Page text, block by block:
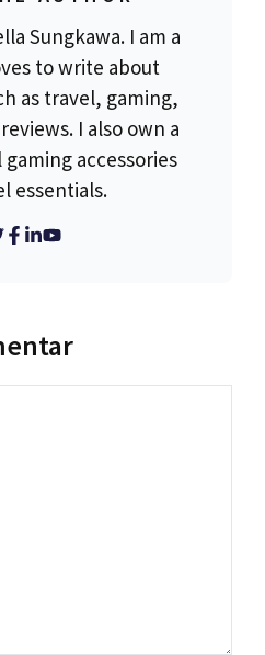
Sungkawa. I am a
to write about
as travel, gaming,
I also own a
accessories
essentials.